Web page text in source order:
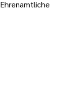
Ehrenamtliche